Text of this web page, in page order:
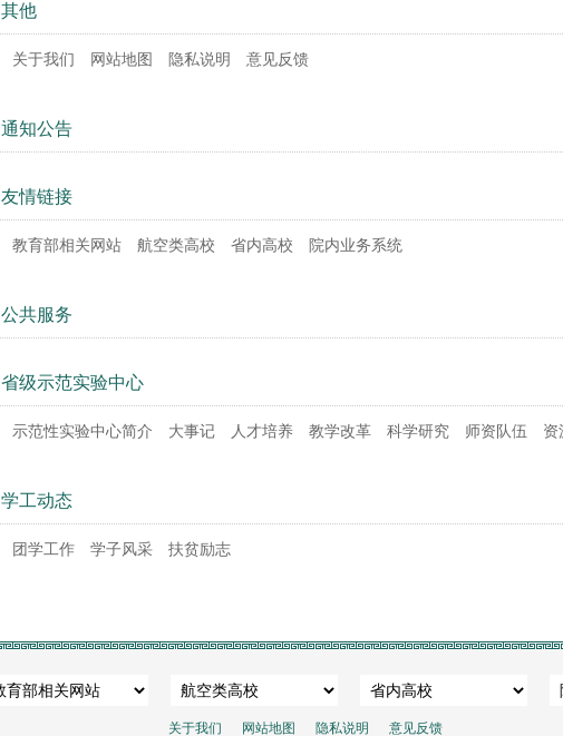
其他
关于我们 网站地图 隐私说明 意见反馈
通知公告
友情链接
教育部相关网站 航空类高校 省内高校 院内业务系统
公共服务
省级示范实验中心
示范性实验中心简介 大事记 人才培养 教学改革 科学研究 师资队伍 资
学工动态
团学工作 学子风采 扶贫励志
关于我们 网站地图 隐私说明 意见反馈